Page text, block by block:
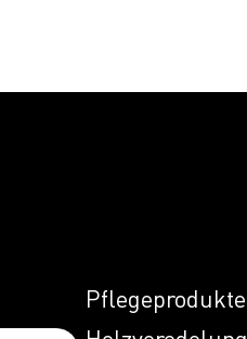
Pflegeprodukte